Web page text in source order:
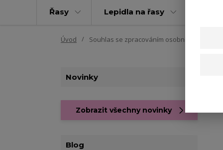
Řasy Lepidla na řasy
Úvod Souhlas se zpracováním osobních údajů
Novinky
Zobrazit všechny novinky
Blog